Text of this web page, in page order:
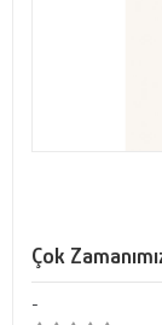
Çok
-